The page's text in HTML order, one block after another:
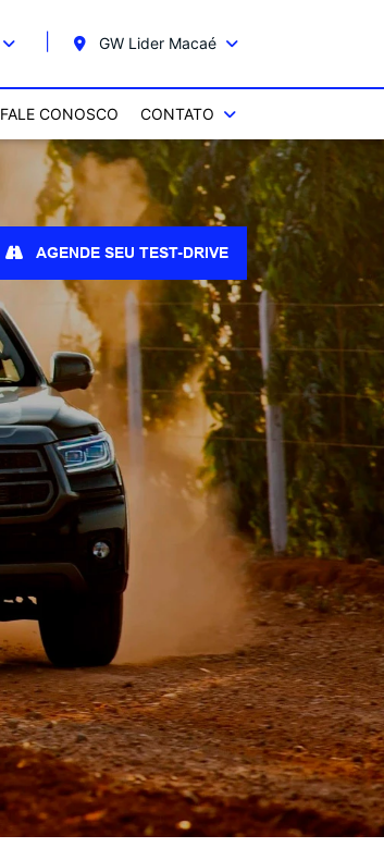
GW Lider Macaé
FALE CONOSCO CONTATO
AGENDE SEU TEST-DRIVE